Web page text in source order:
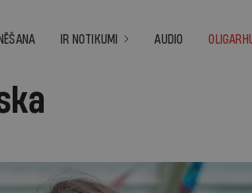
IR NOTIKUMI AUDIO